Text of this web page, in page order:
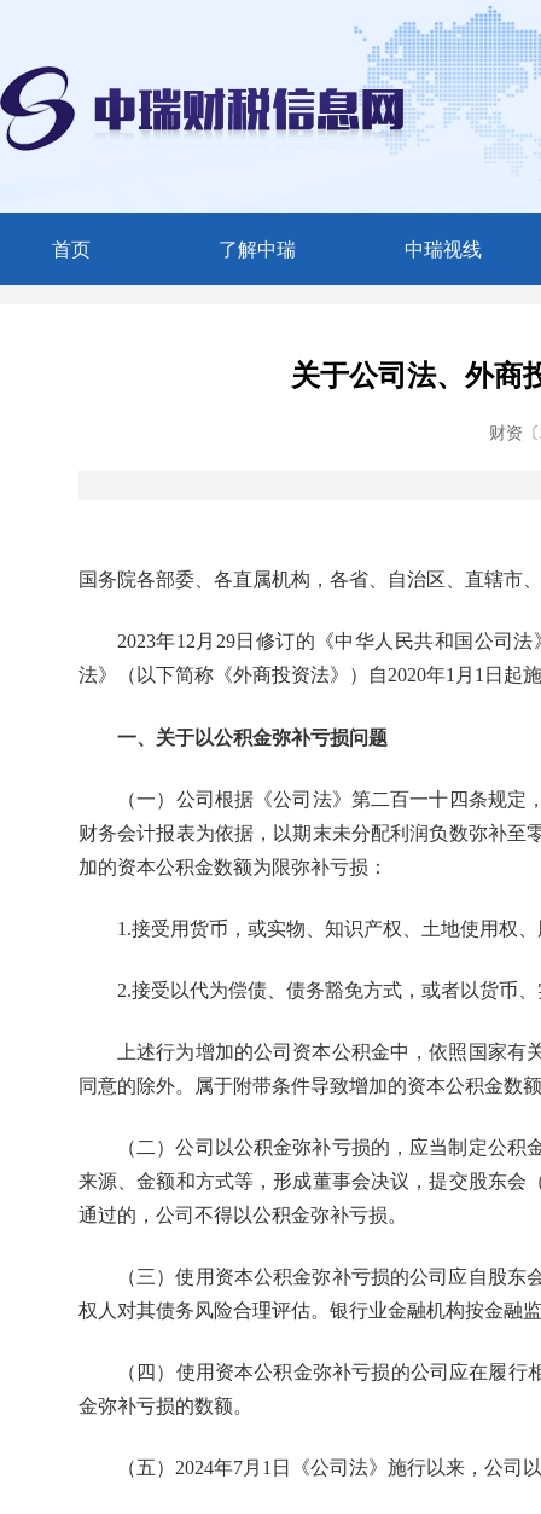
首页 了解中瑞 中瑞视线
中瑞动态
关于公司法、外商
财资
国务院各部委、各直属机构，各省、自治区、直辖市
2023年12月29日修订的《中华人民共和国公司法
法》（以下简称《外商投资法》）自2020年1月1日起
一、关于以公积金弥补亏损问题
（一）公司根据《公司法》第二百一十四条规定，
财务会计报表为依据，以期末未分配利润负数弥补
加的资本公积金数额为限弥补亏损：
1.接受用货币，或实物、知识产权、土地使用权、
2.接受以代为偿债、债务豁免方式，或者以货币、
上述行为增加的公司资本公积金中，依照国家有
同意的除外。属于附带条件导致增加的资本公积金数
（二）公司以公积金弥补亏损的，应当制定公积
来源、金额和方式等，形成董事会决议，提交股东会
通过的，公司不得以公积金弥补亏损。
（三）使用资本公积金弥补亏损的公司应自股东
权人对其债务风险合理评估。银行业金融机构按金融
（四）使用资本公积金弥补亏损的公司应在履行
金弥补亏损的数额。
（五）2024年7月1日《公司法》施行以来，公司